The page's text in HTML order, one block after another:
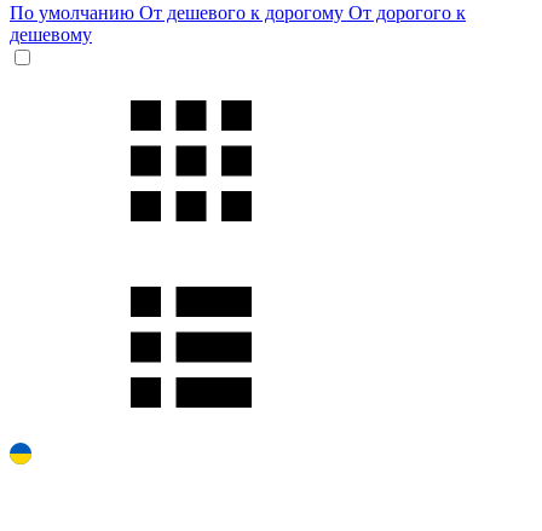
По умолчанию От дешевого к дорогому От дорогого к
дешевому